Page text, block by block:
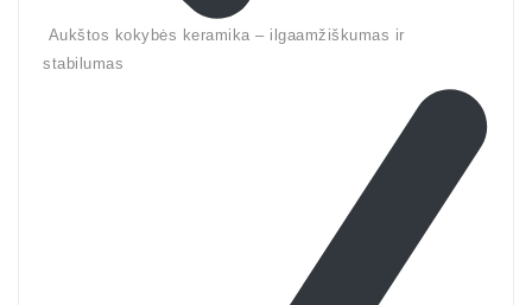
Aukštos kokybės keramika – ilgaamžiškumas ir
stabilumas